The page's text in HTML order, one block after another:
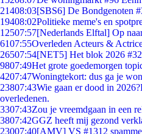
21408:03[SBS6] De Bondgenoten
19408:02Politieke meme's en
12507:57[Nederlands Elftal] Op
6107:55Overleden Acteurs &
26507:54[NET5] Het blok 2026
9807:49Het grote goedemorgen
4207:47Woningtekort: dus ga je
23807:43Wie gaan er dood in
overledenen.
3307:43Zou je vreemdgaan in een
3807:42GGZ heeft mij gezond
23007:40[AMV] VS #1312